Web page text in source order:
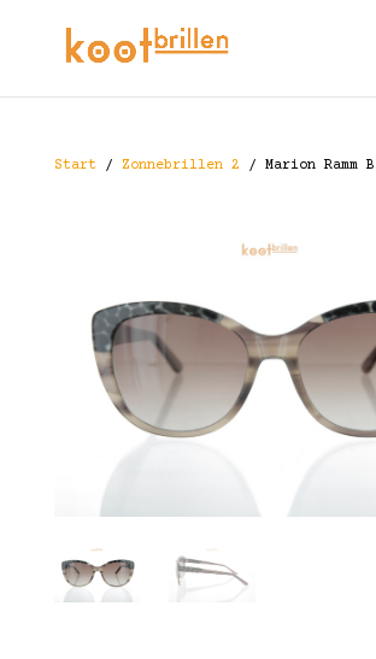
Start/ Zonnebrillen 2 / Marion Ramm